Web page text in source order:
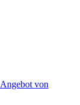
Angebot von